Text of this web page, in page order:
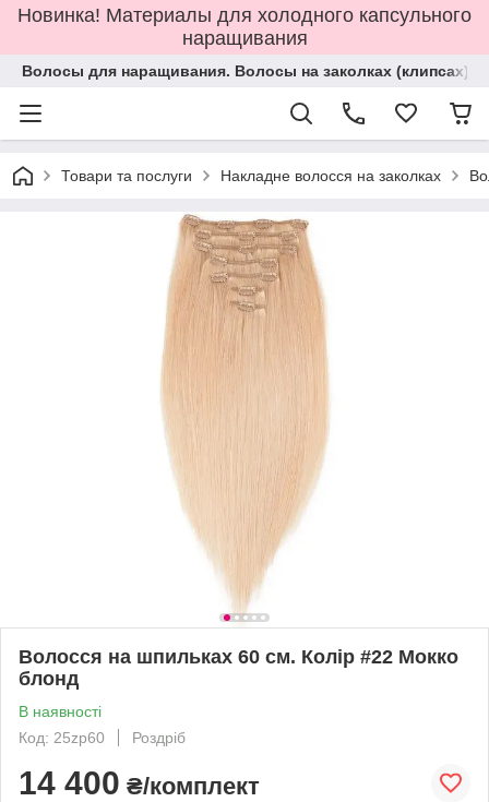
Новинка! Материалы для холодного капсульного
наращивания
Волосы для наращивания. Волосы на заколках (клипсах).
Товари та послуги Накладне волосся на заколках
Волосся на шпильках 60 см. Колір #22 Мокко
блонд
В наявності
Код: 25zp60
Роздріб
14 400 ₴/комплект